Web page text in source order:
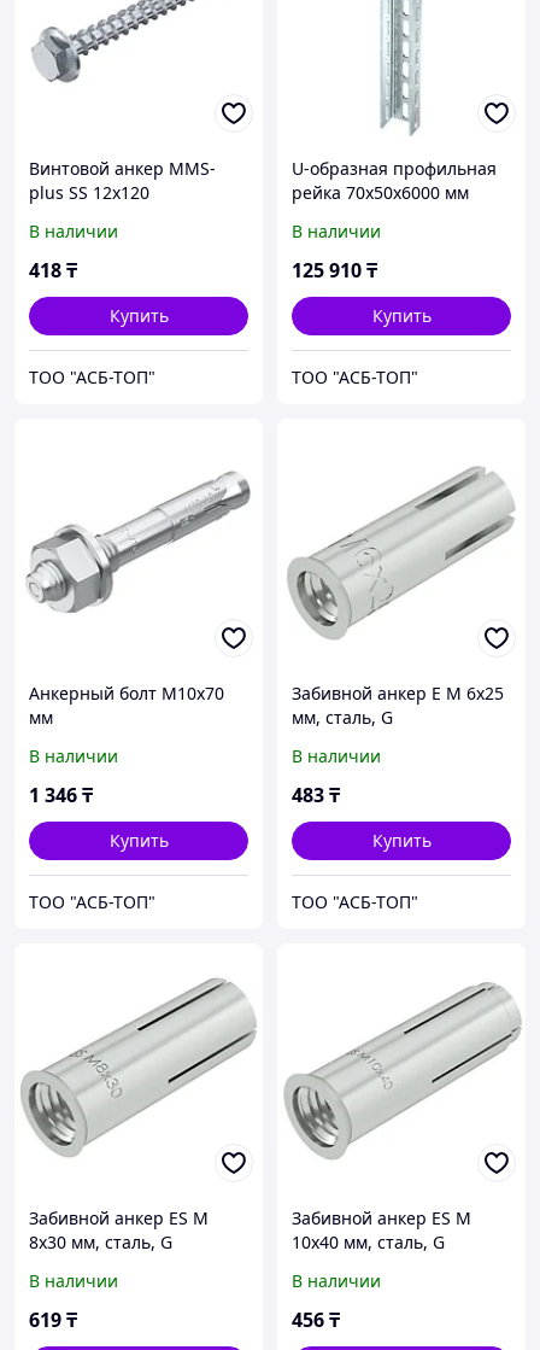
Винтовой анкер MMS-
plus SS 12x120
В наличии
418₸
Купить
ТОО "АСБ-ТОП"
U-образная профильная
рейка 70x50x6000 мм
В наличии
125 910₸
Купить
ТОО "АСБ-ТОП"
Анкерный болт М10х70
мм
В наличии
1 346₸
Купить
ТОО "АСБ-ТОП"
Забивной анкер E M 6x25
мм, сталь, G
В наличии
483₸
Купить
ТОО "АСБ-ТОП"
Забивной анкер ES M
8x30 мм, сталь, G
В наличии
619₸
Забивной анкер ES M
10x40 мм, сталь, G
В наличии
456₸